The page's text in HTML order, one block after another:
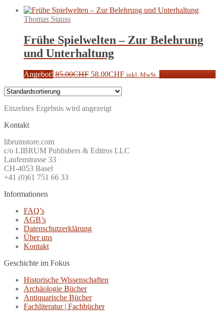
Thomas Stauss
Frühe Spielwelten – Zur Belehrung
und Unterhaltung
Angebot! 85.00CHF Ursprünglicher
58.00CHFAktueller
inkl. MwSt.
Einzelnes Ergebnis wird angezeigt
Kontakt
librumstore.com
c/o LIBRUM Publishers & Editros LLC
Laufenstrasse 33
CH-4053 Basel
+41 (0)61 751 66 33
Informationen
FAQ’s
AGB’s
Datenschutzerklärung
Über uns
Kontakt
Geschichte im Fokus
Historische Wissenschaften
Archäologie Bücher
Antiquarische Bücher
Fachliteratur | Fachbücher